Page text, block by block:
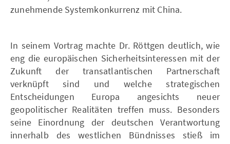
zunehmende Systemkonkurrenz mit China.
In seinem Vortrag machte Dr. Röttgen deutlich, wie
eng die europäischen Sicherheitsinteressen mit der
Zukunft der transatlantischen Partnerschaft
verknüpft sind und welche strategischen
Entscheidungen Europa angesichts neuer
geopolitischer Realitäten treffen muss. Besonders
seine Einordnung der deutschen Verantwortung
innerhalb des westlichen Bündnisses stieß im